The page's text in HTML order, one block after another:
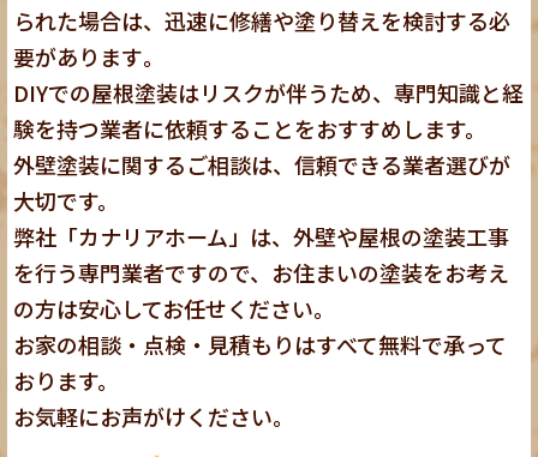
られた場合は、迅速に修繕や塗り替えを検討する必
要があります。
DIYでの屋根塗装はリスクが伴うため、専門知識と経
験を持つ業者に依頼することをおすすめします。
外壁塗装に関するご相談は、信頼できる業者選びが
大切です。
弊社「カナリアホーム」は、外壁や屋根の塗装工事
を行う専門業者ですので、お住まいの塗装をお考え
の方は安心してお任せください。
お家の相談・点検・見積もりはすべて無料で承って
おります。
お気軽にお声がけください。